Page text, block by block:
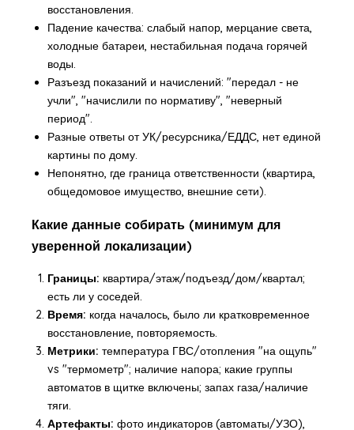
восстановления.
Падение качества: слабый напор, мерцание света,
холодные батареи, нестабильная подача горячей
воды.
Разъезд показаний и начислений: "передал - не
учли", "начислили по нормативу", "неверный
период".
Разные ответы от УК/ресурсника/ЕДДС, нет единой
картины по дому.
Непонятно, где граница ответственности (квартира,
общедомовое имущество, внешние сети).
Какие данные собирать (минимум для
уверенной локализации)
Границы: квартира/этаж/подъезд/дом/квартал;
есть ли у соседей.
Время: когда началось, было ли кратковременное
восстановление, повторяемость.
Метрики: температура ГВС/отопления "на ощупь"
vs "термометр"; наличие напора; какие группы
автоматов в щитке включены; запах газа/наличие
тяги.
Артефакты: фото индикаторов (автоматы/УЗО),